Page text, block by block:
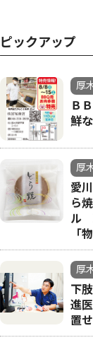
ピックアップ
厚
Ｂ
鮮
厚
愛
ら
ル
「
厚
下
進
置